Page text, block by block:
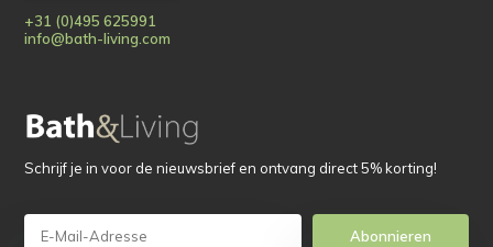
+31 (0)495 625991
info@bath-living.com
Schrijf je in voor de nieuwsbrief en ontvang direct 5% korting!
Abonnieren